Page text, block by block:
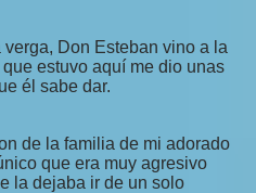
Don Esteban vino a la
estuvo aquí me dio unas
él sabe dar.
de la familia de mi adorado
que era muy agresivo
la dejaba ir de un solo